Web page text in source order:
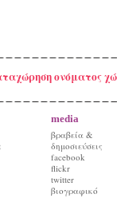
ονόματος
media
βραβεία &
δημοσιεύσεις
facebook
flickr
twitter
βιογραφικό